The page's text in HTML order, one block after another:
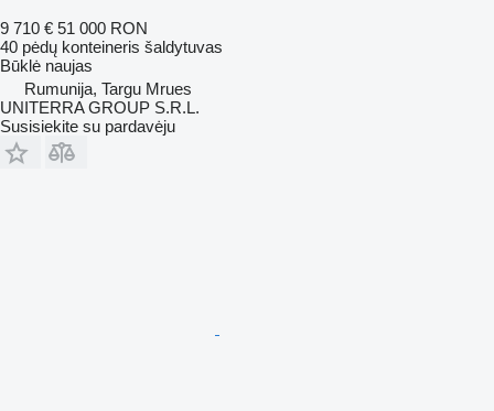
9 710 € 51 000 RON
40 pėdų konteineris šaldytuvas
Būklė naujas
Rumunija, Targu Mrues
UNITERRA GROUP S.R.L.
Susisiekite su pardavėju